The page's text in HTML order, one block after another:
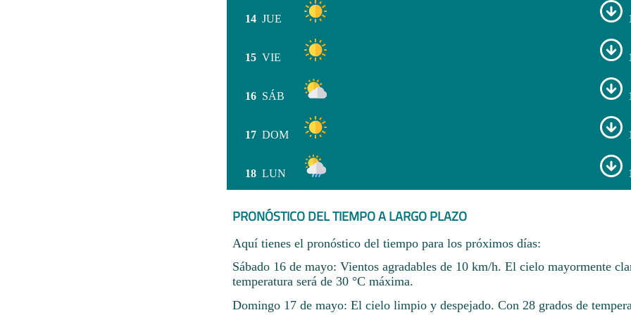
14 JUE
15 VIE
16 SÁB
17 DOM
18 LUN
PRONÓSTICO DEL TIEMPO A LARGO PLAZO
Aquí tienes el pronóstico del tiempo para los próximos días:
Sábado 16 de mayo: Vientos agradables de 10 km/h. El cielo mayormente
temperatura será de 30 °C máxima.
Domingo 17 de mayo: El cielo limpio y despejado. Con 28 grados de